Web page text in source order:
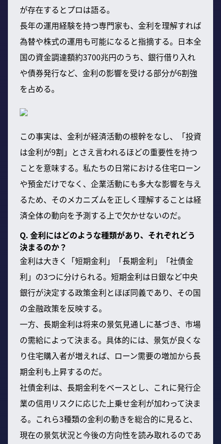
が存在するとプロは語る。
長年の運用経験を持つ専門家も、金利を理解すれば
為替や株式の運用も可能になると指摘する。日本全
国の資金調達額約3700兆円のうち、銀行借り入れ
や債券発行など、金利の影響を受ける部分が6割強
を占める。
この事実は、金利が経済活動の根幹をなし、「投資
は金利が9割」とさえ言われるほどの重要性を持つ
ことを意味する。私たちの日常における住宅ローン
や預金だけでなく、企業活動にも多大な影響を与え
るため、そのメカニズムを正しく理解することは経
済全体の動向を予測する上で欠かせないのだ。
Q. 金利にはどのような種類があり、それぞれどう
決まるのか？
金利は大きく「短期金利」「長期金利」「社債金
利」の3つに分けられる。短期金利は日銀など中央
銀行が決定する政策金利とほぼ同義であり、その国
の金融政策を反映する。
一方、長期金利は将来の景気見通しに基づき、市場
の需給によって決まる。具体的には、景気が良くな
り住宅購入者が増えれば、ローン需要の増加から長
期金利も上昇するのだ。
社債金利は、長期金利をベースとし、これに発行企
業の信用リスクに応じた上乗せ金利が加わって決ま
る。これら3種類の金利の動きを総合的に見ると、
現在の景気状況と今後の方向性を読み取れるのであ